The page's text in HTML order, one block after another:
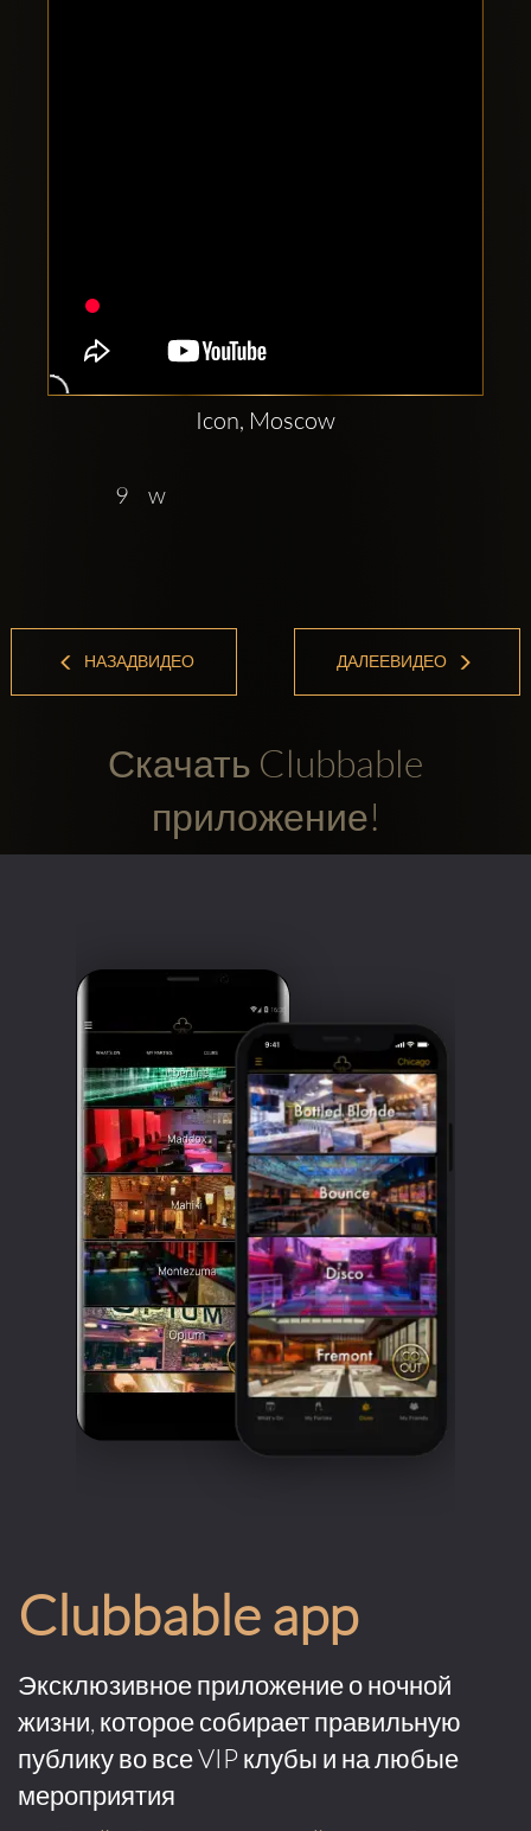
соцсетях:
Icon, Moscow
9    w
НАЗАДВИДЕО ДАЛЕЕВИДЕО
Скачать Clubbable
приложение!
Clubbable app
Эксклюзивное приложение о ночной
жизни, которое собирает правильную
публику во все VIP клубы и на любые
мероприятия